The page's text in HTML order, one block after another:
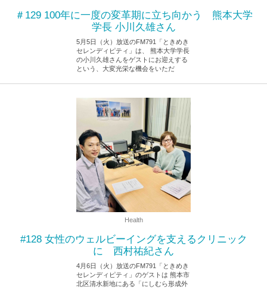
＃129 100年に一度の変革期に立ち向かう 熊本大学
学長 小川久雄さん
5月5日（火）放送のFM791「ときめき
セレンディピティ」は、 熊本大学学長
の小川久雄さんをゲストにお迎えする
という、大変光栄な機会をいただ
2026.5.9
Health
#128 女性のウェルビーイングを支えるクリニック
に 西村祐紀さん
4月6日（火）放送のFM791「ときめき
セレンディピティ」のゲストは 熊本市
北区清水新地にある「にしむら形成外